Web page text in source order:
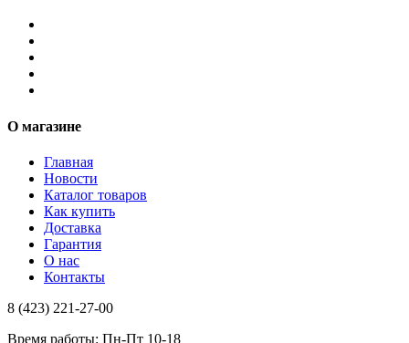
О магазине
Главная
Новости
Каталог товаров
Как купить
Доставка
Гарантия
О нас
Контакты
8 (423) 221-27-00
Время работы: Пн-Пт 10-18